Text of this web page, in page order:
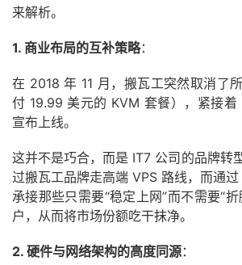
来解析。
1. 商业布局的互补策略：
在 2018 年 11 月，搬瓦工突然取消了
付 19.99 美元的 KVM 套餐），紧接
宣布上线。
这并不是巧合，而是 IT7 公司的品牌转
过搬瓦工品牌走高端 VPS 路线，而通
承接那些只需要“稳定上网”而不需要“
户，从而将市场份额吃干抹净。
2. 硬件与网络架构的高度同源：